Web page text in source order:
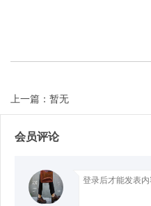
上一篇：暂无
会员评论